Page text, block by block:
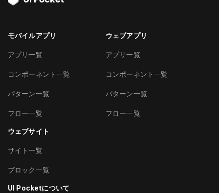
モバイルアプリ
アプリ一覧
コンポーネント一覧
パターン一覧
フロー一覧
ウェブアプリ
アプリ一覧
コンポーネント一覧
パターン一覧
フロー一覧
ウェブサイト
サイト一覧
ブロック一覧
UI Pocketについて